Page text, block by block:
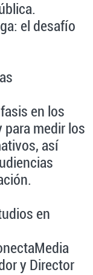
el desafío
en los
medir los
así
en
y Director